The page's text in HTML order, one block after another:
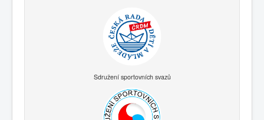
Sdružení sportovních svazů